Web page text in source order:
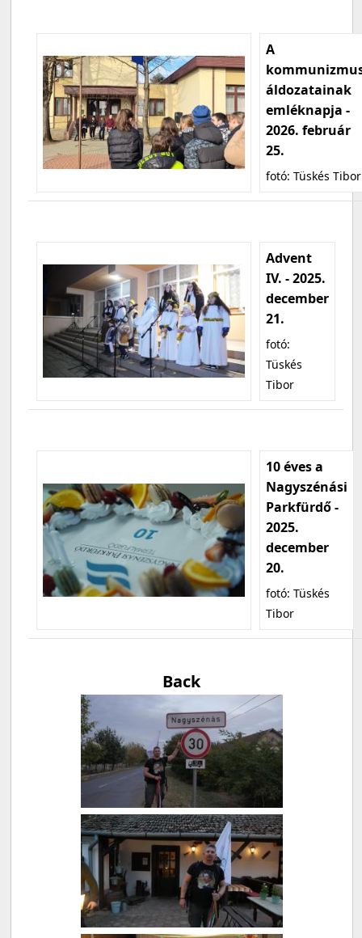
A
áldozatainak
emléknapja -
2026. február
25.
fotó: Tüskés Tibor
Advent
IV. - 2025.
december
21.
fotó:
Tüskés
Tibor
10 éves a
Nagyszénási
Parkfürdő -
2025.
december
20.
fotó: Tüskés
Tibor
Back